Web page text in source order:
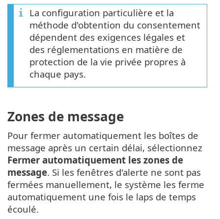
La configuration particulière et la
méthode d'obtention du consentement
dépendent des exigences légales et
des réglementations en matière de
protection de la vie privée propres à
chaque pays.
Zones de message
Pour fermer automatiquement les boîtes de
message après un certain délai, sélectionnez
Fermer automatiquement les zones de
message. Si les fenêtres d'alerte ne sont pas
fermées manuellement, le système les ferme
automatiquement une fois le laps de temps
écoulé.